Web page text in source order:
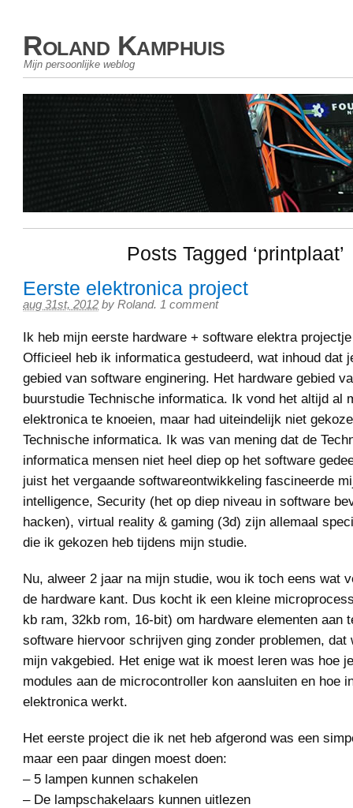
Roland Kamphuis
Mijn persoonlijke weblog
Posts Tagged ‘printplaat’
Eerste elektronica project
aug 31st, 2012 by Roland. 1 comment
Ik heb mijn eerste hardware + software elektra
Officieel heb ik informatica gestudeerd, wat inhoud dat
gebied van software enginering. Het hardware gebied
buurstudie Technische informatica. Ik vond het altijd al
elektronica te knoeien, maar had uiteindelijk niet
Technische informatica. Ik was van mening dat de
informatica mensen niet heel diep op het software
juist het vergaande softwareontwikkeling fascineerde
intelligence, Security (het op diep niveau in software
hacken), virtual reality & gaming (3d) zijn allemaal
die ik gekozen heb tijdens mijn studie.
Nu, alweer 2 jaar na mijn studie, wou ik toch eens wat
de hardware kant. Dus kocht ik een kleine
kb ram, 32kb rom, 16-bit) om hardware elementen aan
software hiervoor schrijven ging zonder problemen, dat
mijn vakgebied. Het enige wat ik moest leren was hoe
modules aan de microcontroller kon aansluiten en hoe
elektronica werkt.
Het eerste project die ik net heb afgerond was een
maar een paar dingen moest doen:
– 5 lampen kunnen schakelen
– De lampschakelaars kunnen uitlezen